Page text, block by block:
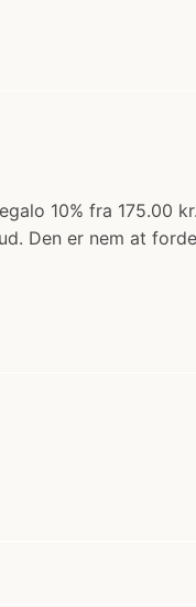
10% fra 175.00
er nem at